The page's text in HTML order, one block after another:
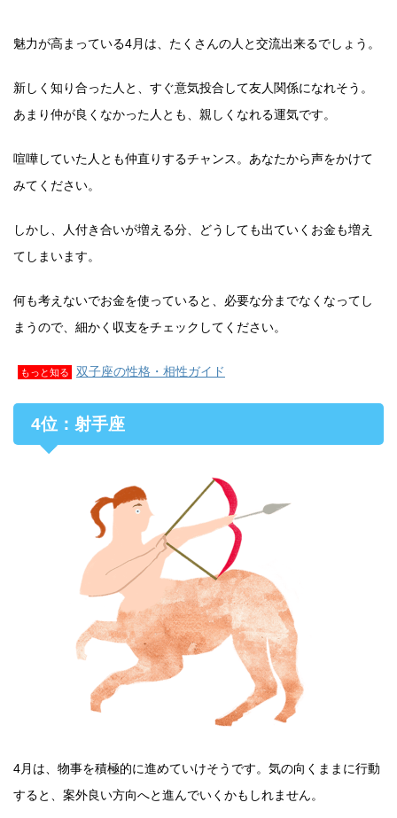
魅力が高まっている4月は、たくさんの人と交流出来るでしょう。
新しく知り合った人と、すぐ意気投合して友人関係になれそう。
あまり仲が良くなかった人とも、親しくなれる運気です。
喧嘩していた人とも仲直りするチャンス。あなたから声をかけて
みてください。
しかし、人付き合いが増える分、どうしても出ていくお金も増え
てしまいます。
何も考えないでお金を使っていると、必要な分までなくなってし
まうので、細かく収支をチェックしてください。
もっと知る 双子座の性格・相性ガイド
4位：射手座
4月は、物事を積極的に進めていけそうです。気の向くままに行動
すると、案外良い方向へと進んでいくかもしれません。